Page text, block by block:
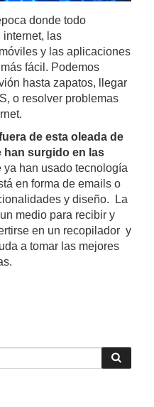
donde todo
internet, las
y las aplicaciones
fácil. Podemos
hasta zapatos, llegar
o resolver problemas
de esta oleada de
surgido en las
ya han usado tecnología
en forma de emails o
y diseño. La
medio para recibir y
en un recopilador y
a tomar las mejores